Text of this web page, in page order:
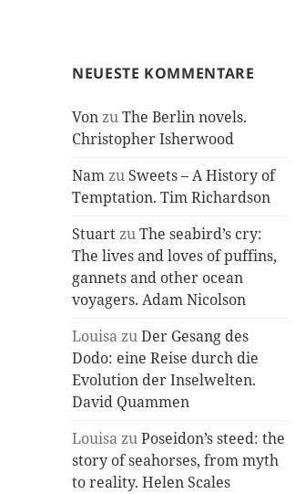
NEUESTE KOMMENTARE
VonzuThe Berlin novels.
Christopher Isherwood
Namzu Sweets – A History of
Temptation. Tim Richardson
StuartzuThe seabird’s cry:
The lives and loves of puffins,
gannets and other ocean
voyagers. Adam Nicolson
LouisazuDer Gesang des
Dodo: eine Reise durch die
Evolution der Inselwelten.
David Quammen
LouisazuPoseidon’s steed: the
story of seahorses, from myth
to reality. Helen Scales